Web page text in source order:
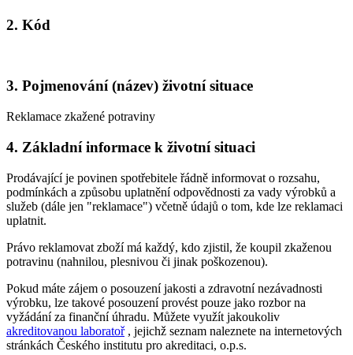
2. Kód
3. Pojmenování (název) životní situace
Reklamace zkažené potraviny
4. Základní informace k životní situaci
Prodávající je povinen spotřebitele řádně informovat o rozsahu,
podmínkách a způsobu uplatnění odpovědnosti za vady výrobků a
služeb (dále jen "reklamace") včetně údajů o tom, kde lze reklamaci
uplatnit.
Právo reklamovat zboží má každý, kdo zjistil, že koupil zkaženou
potravinu (nahnilou, plesnivou či jinak poškozenou).
Pokud máte zájem o posouzení jakosti a zdravotní nezávadnosti
výrobku, lze takové posouzení provést pouze jako rozbor na
vyžádání za finanční úhradu. Můžete využít jakoukoliv
akreditovanou laboratoř, jejichž seznam naleznete na internetových
stránkách Českého institutu pro akreditaci, o.p.s.